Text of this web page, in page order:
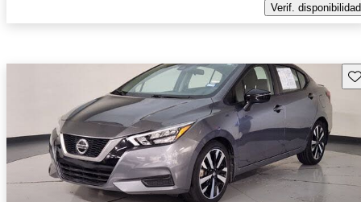
Verif. disponibilidad